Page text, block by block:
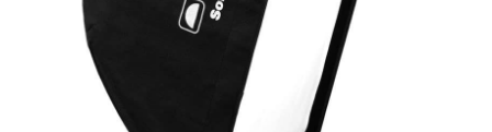
produits, les séances de
beauté et de mode, les
mariages, les photos
d'entreprise et d'autres
styles de photographie